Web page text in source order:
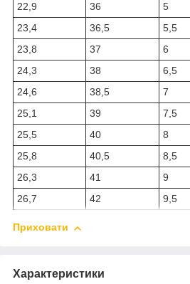
22,9 36 5
23,4
36,5 5,5
23,8
37 6
24,3
38 6,5
24,6
38,5 7
25,1
39 7,5
25,5
40 8
25,8
40,5 8,5
26,3
41 9
26,7
42 9,5
Приховати
Характеристики